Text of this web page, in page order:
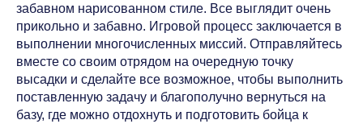
забавном нарисованном стиле. Все выглядит очень
прикольно и забавно. Игровой процесс заключается в
выполнении многочисленных миссий. Отправляйтесь
вместе со своим отрядом на очередную точку
высадки и сделайте все возможное, чтобы выполнить
поставленную задачу и благополучно вернуться на
базу, где можно отдохнуть и подготовить бойца к